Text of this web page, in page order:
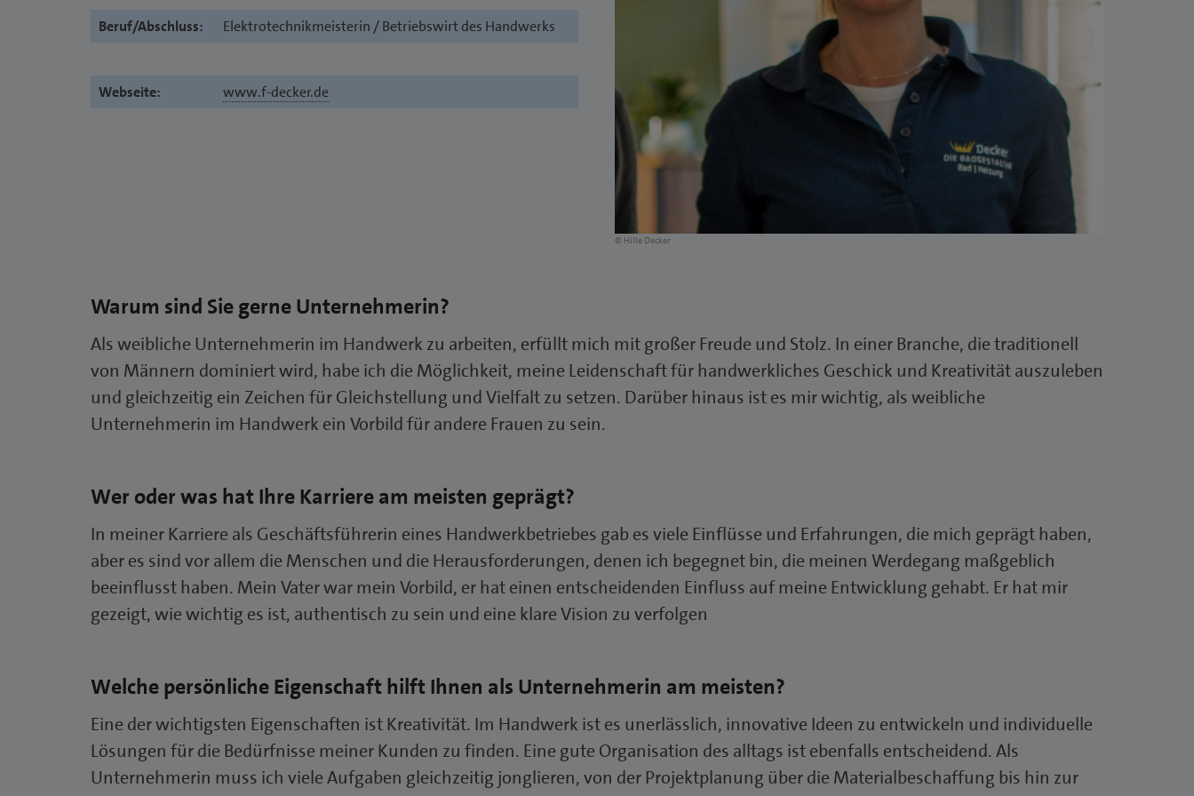
Beruf/Abschluss:
Elektrotechnikmeisterin / Betriebswirt des Handwerks
Webseite: www.f-decker.de
© Hille Decker
Warum sind Sie gerne Unternehmerin?
Als weibliche Unternehmerin im Handwerk zu arbeiten, erfüllt mich mit großer Freude und Stolz. In einer Branche, die traditionell
von Männern dominiert wird, habe ich die Möglichkeit, meine Leidenschaft für handwerkliches Geschick und Kreativität auszuleben
und gleichzeitig ein Zeichen für Gleichstellung und Vielfalt zu setzen. Darüber hinaus ist es mir wichtig, als weibliche
Unternehmerin im Handwerk ein Vorbild für andere Frauen zu sein.
Wer oder was hat Ihre Karriere am meisten geprägt?
In meiner Karriere als Geschäftsführerin eines Handwerkbetriebes gab es viele Einflüsse und Erfahrungen, die mich geprägt haben,
aber es sind vor allem die Menschen und die Herausforderungen, denen ich begegnet bin, die meinen Werdegang maßgeblich
beeinflusst haben. Mein Vater war mein Vorbild, er hat einen entscheidenden Einfluss auf meine Entwicklung gehabt. Er hat mir
gezeigt, wie wichtig es ist, authentisch zu sein und eine klare Vision zu verfolgen
Welche persönliche Eigenschaft hilft Ihnen als Unternehmerin am meisten?
Eine der wichtigsten Eigenschaften ist Kreativität. Im Handwerk ist es unerlässlich, innovative Ideen zu entwickeln und individuelle
Lösungen für die Bedürfnisse meiner Kunden zu finden. Eine gute Organisation des alltags ist ebenfalls entscheidend. Als
Unternehmerin muss ich viele Aufgaben gleichzeitig jonglieren, von der Projektplanung über die Materialbeschaffung bis hin zur